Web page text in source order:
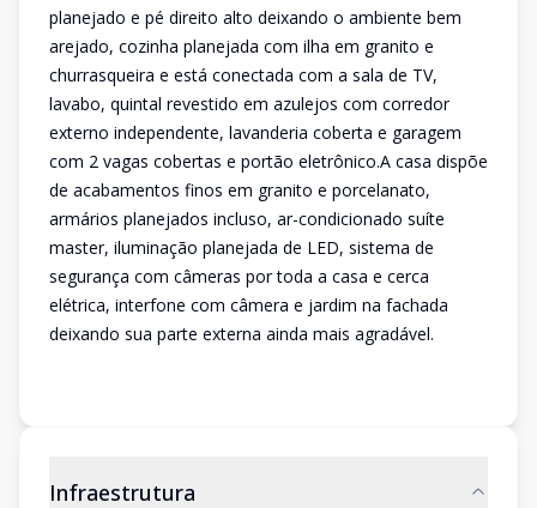
planejado e pé direito alto deixando o ambiente bem
arejado, cozinha planejada com ilha em granito e
churrasqueira e está conectada com a sala de TV,
lavabo, quintal revestido em azulejos com corredor
externo independente, lavanderia coberta e garagem
com 2 vagas cobertas e portão eletrônico.A casa dispõe
de acabamentos finos em granito e porcelanato,
armários planejados incluso, ar-condicionado suíte
master, iluminação planejada de LED, sistema de
segurança com câmeras por toda a casa e cerca
elétrica, interfone com câmera e jardim na fachada
deixando sua parte externa ainda mais agradável.
Infraestrutura